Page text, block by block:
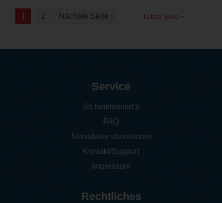
1 2 Nächste Seite › Letzte Seite »
Service
So funktioniert‘s
FAQ
Newsletter abonnieren
Kontakt/Support
Impressum
Rechtliches